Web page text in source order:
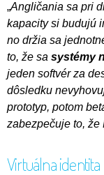
„Angličania sa pri
kapacity si budujú
no držia sa
to, že sa systémy
jeden softvér za
dôsledku
prototyp, potom
zabezpečuje to, že
Virtuálna